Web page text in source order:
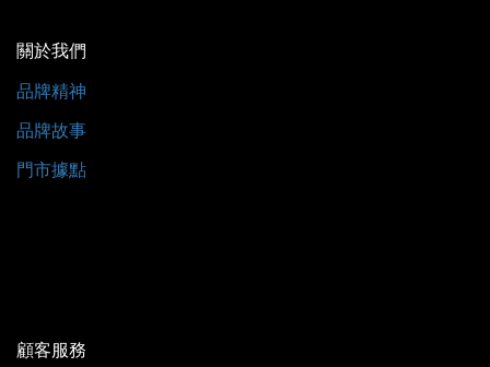
關於我們
品牌精神
品牌故事
門市據點
顧客服務